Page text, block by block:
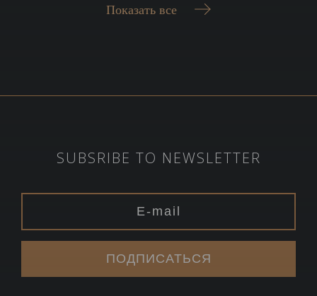
Показать все
SUBSRIBE TO NEWSLETTER
ПОДПИСАТЬСЯ